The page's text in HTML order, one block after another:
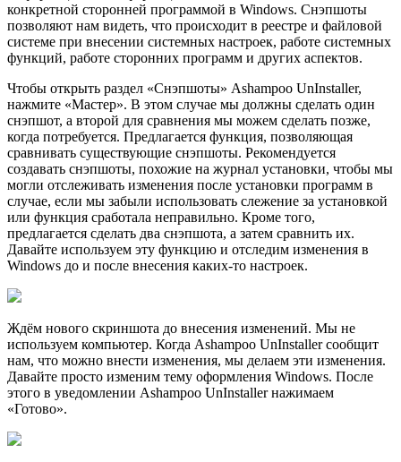
конкретной сторонней программой в Windows. Снэпшоты
позволяют нам видеть, что происходит в реестре и файловой
системе при внесении системных настроек, работе системных
функций, работе сторонних программ и других аспектов.
Чтобы открыть раздел «Снэпшоты» Ashampoo UnInstaller,
нажмите «Мастер». В этом случае мы должны сделать один
снэпшот, а второй для сравнения мы можем сделать позже,
когда потребуется. Предлагается функция, позволяющая
сравнивать существующие снэпшоты. Рекомендуется
создавать снэпшоты, похожие на журнал установки, чтобы мы
могли отслеживать изменения после установки программ в
случае, если мы забыли использовать слежение за установкой
или функция сработала неправильно. Кроме того,
предлагается сделать два снэпшота, а затем сравнить их.
Давайте используем эту функцию и отследим изменения в
Windows до и после внесения каких-то настроек.
Ждём нового скриншота до внесения изменений. Мы не
используем компьютер. Когда Ashampoo UnInstaller сообщит
нам, что можно внести изменения, мы делаем эти изменения.
Давайте просто изменим тему оформления Windows. После
этого в уведомлении Ashampoo UnInstaller нажимаем
«Готово».